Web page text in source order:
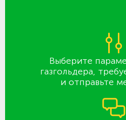
Выберите
газгольдера,
и отправьте